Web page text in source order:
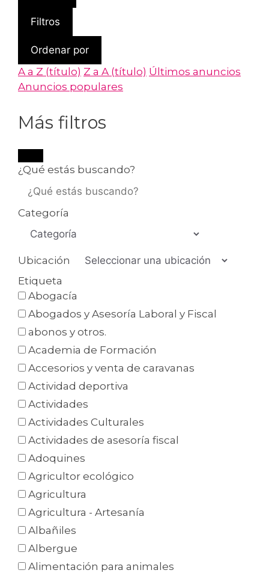
Filtros
Ordenar por
A a Z (título) Z a A (título) Últimos anuncios
Anuncios populares
Más filtros
¿Qué estás buscando?
Categoría
Ubicación
Etiqueta
Abogacía
Abogados y Asesoría Laboral y Fiscal
abonos y otros.
Academia de Formación
Accesorios y venta de caravanas
Actividad deportiva
Actividades
Actividades Culturales
Actividades de asesoría fiscal
Adoquines
Agricultor ecológico
Agricultura
Agricultura - Artesanía
Albañiles
Albergue
Alimentación para animales